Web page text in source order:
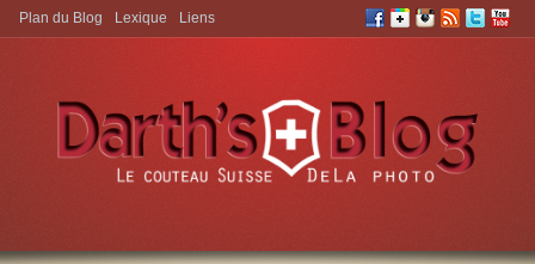
Aller à:
Plan du Blog Lexique Liens